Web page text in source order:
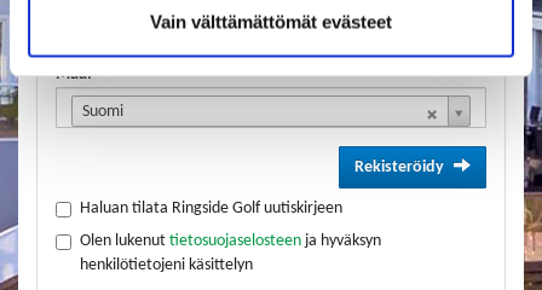
Vain välttämättömät evästeet
Maa:
Suomi
Rekisteröidy
Haluan tilata Ringside Golf uutiskirjeen
Olen lukenut tietosuojaselosteen ja hyväksyn
henkilötietojeni käsittelyn